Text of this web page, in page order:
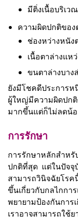
มีติ่งเนื้อบริเว
ความผิดปกติของ
ช่องหว่างหนัง
เนื้อตาล่างแห
ขนตาล่างบาง
ยังมีโชคดีประการห
ผู้ใหญ่มีความผิดปกติ
มากขึ้นแต่ก็ไม่ลดน้อ
การรักษา
การรักษาหลักสำหรั
ปกติที่สุด แต่ในปัจจุ
สามารถวินิจฉัยโร
ขึ้นเกี่ยวกับกลไกกา
พยายามป้องกันการ
เราอาจสามารถใช้